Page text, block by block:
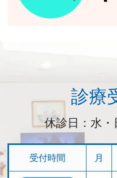
診療
休診日：水
受付時間 月